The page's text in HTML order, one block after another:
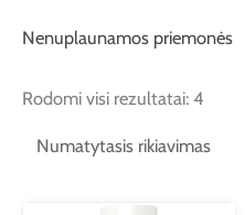
Nenuplaunamos priemonės
Rodomi visi rezultatai: 4